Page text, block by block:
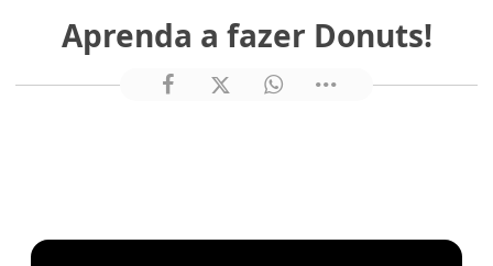
Aprenda a fazer Donuts!